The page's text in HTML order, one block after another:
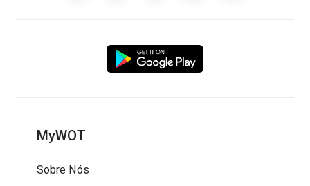
MyWOT
Sobre Nós